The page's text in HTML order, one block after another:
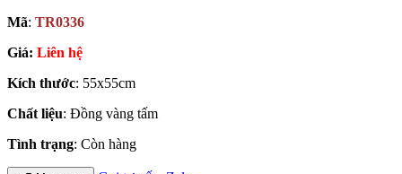
Mã: TR0336
Giá: Liên hệ
Kích thước: 55x55cm
Chất liệu: Đồng vàng tấm
Tình trạng: Còn hàng